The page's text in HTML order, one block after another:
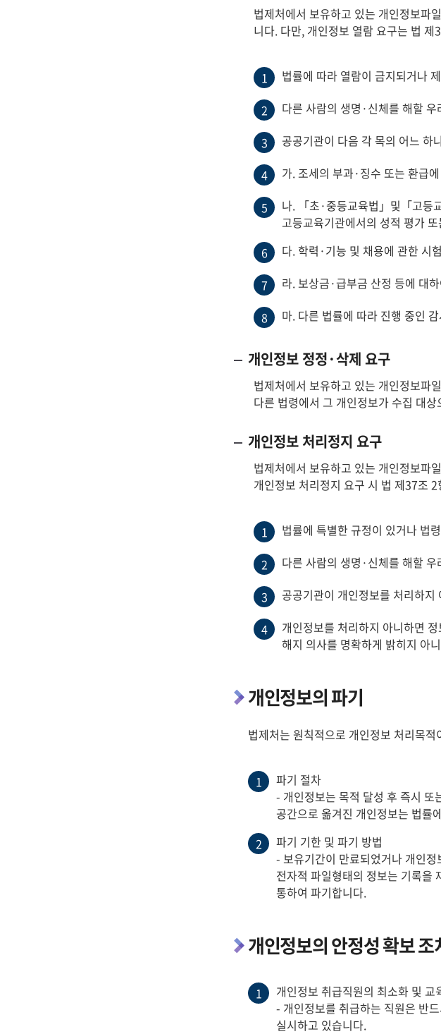
법제처에서 보유하고 있는 개인정보파
니다. 다만, 개인정보 열람 요구는 법
1 법률에 따라 열람이 금지되거나
2 다른 사람의 생명·신체를 해할
3 공공기관이 다음 각 목의 어느 하
4 가. 조세의 부과·징수 또는 환급
5
나. 「초·중등교육법」및「고등
고등교육기관에서의 성적 평가
6
다. 학력·기능 및 채용에 관한 시
7 라. 보상금·급부금 산정 등에 대
8 마. 다른 법률에 따라 진행 중인
개인정보 정정·삭제 요구
법제처에서 보유하고 있는 개인정보파
다른 법령에서 그 개인정보가 수집 대
개인정보 처리정지 요구
법제처에서 보유하고 있는 개인정보파
개인정보 처리정지 요구 시 법 제37조
1 법률에 특별한 규정이 있거나 법
2 다른 사람의 생명·신체를 해할
3 공공기관이 개인정보를 처리하
4
개인정보를 처리하지 아니하면
해지 의사를 명확하게 밝히지 아
개인정보의 파기
법제처는 원칙적으로 개인정보 처리목
1
파기 절차
- 개인정보는 목적 달성 후 즉시 또
공간으로 옮겨진 개인정보는 법률
2
파기 기한 및 파기 방법
- 보유기간이 만료되었거나 개인
전자적 파일형태의 정보는 기록을
통하여 파기합니다.
개인정보의 안정성 확보 조
1
개인정보 취급직원의 최소화 및 교
- 개인정보를 취급하는 직원은 반
실시하고 있습니다.